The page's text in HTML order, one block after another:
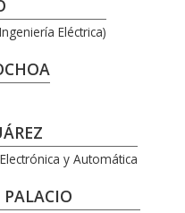
Eléctrica)
y Automática